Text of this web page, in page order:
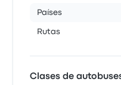
Países
Rutas
Clases de